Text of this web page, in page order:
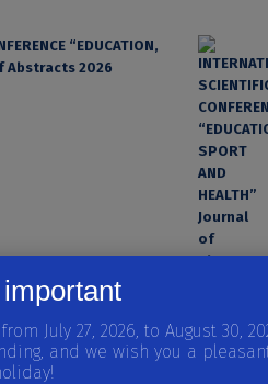
“EDUCATION,
Abstracts 2026
MEDICALĂ
July 27, 2026, to August 30,
and we wish you a